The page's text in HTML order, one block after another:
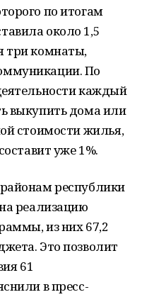
по итогам
около 1,5
три комнаты,
По
каждый
выкупить дома или
стоимости жилья,
уже 1%.
республики
реализацию
из них 67,2
Это позволит
61
в пресс-